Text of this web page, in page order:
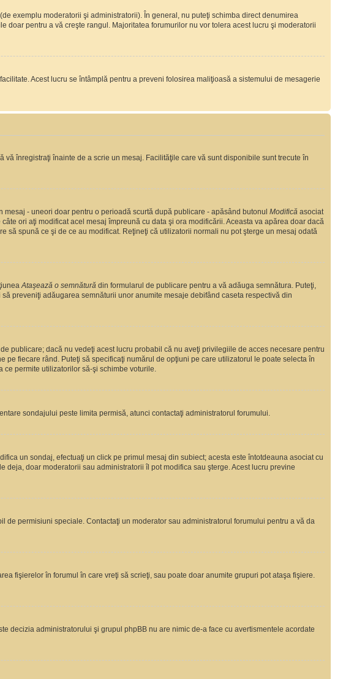
exemplu moderatorii şi administratorii). În general, nu puteţi schimba direct denumirea
pentru a vă creşte rangul. Majoritatea forumurilor nu vor tolera acest lucru şi moderatorii
Acest lucru se întâmplă pentru a preveni folosirea maliţioasă a sistemului de mesagerie
înregistraţi înainte de a scrie un mesaj. Facilităţile care vă sunt disponibile sunt trecute în
- uneori doar pentru o perioadă scurtă după publicare - apăsând butonul Modifică asociat
ori aţi modificat acel mesaj împreună cu data şi ora modificării. Aceasta va apărea doar dacă
spună ce şi de ce au modificat. Reţineţi că utilizatorii normali nu pot şterge un mesaj odată
Ataşează o semnătură din formularul de publicare pentru a vă adăuga semnătura. Puteţi,
preveniţi adăugarea semnăturii unor anumite mesaje debifând caseta respectivă din
publicare; dacă nu vedeţi acest lucru probabil că nu aveţi privilegiile de acces necesare pentru
fiecare rând. Puteţi să specificaţi numărul de opţiuni pe care utilizatorul le poate selecta în
permite utilizatorilor să-şi schimbe voturile.
sondajului peste limita permisă, atunci contactaţi administratorul forumului.
un sondaj, efectuaţi un click pe primul mesaj din subiect; acesta este întotdeauna asociat cu
doar moderatorii sau administratorii îl pot modifica sau şterge. Acest lucru previne
permisiuni speciale. Contactaţi un moderator sau administratorul forumului pentru a vă da
fişierelor în forumul în care vreţi să scrieţi, sau poate doar anumite grupuri pot ataşa fişiere.
decizia administratorului şi grupul phpBB nu are nimic de-a face cu avertismentele acordate